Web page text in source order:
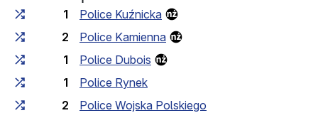
1
Police Kuźnicka
2
Police Kamienna
1
Police Dubois
1
Police Rynek
2
Police Wojska Polskiego